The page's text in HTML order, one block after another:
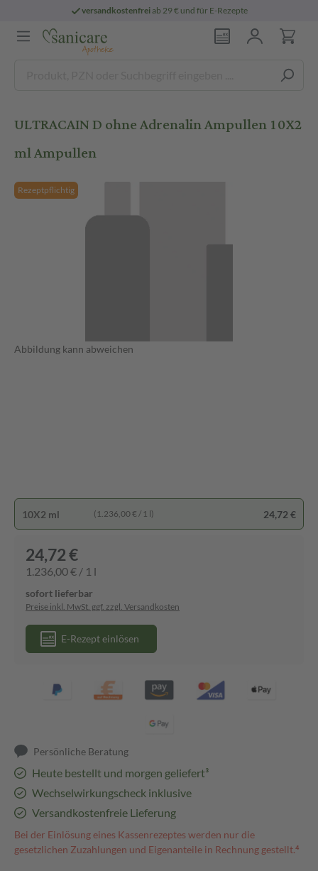
versandkostenfreiab 29 € und für E-Rezepte
ULTRACAIN D ohne Adrenalin Ampullen 10X2
ml Ampullen
Rezeptpflichtig
Abbildung kann abweichen
10X2 ml (1.236,00 € / 1 l) 24,72 €
24,72 €
1.236,00 € / 1 l
sofort lieferbar
Preise inkl. MwSt. ggf. zzgl. Versandkosten
E-Rezept einlösen
Persönliche Beratung
Heute bestellt und morgen geliefert³
Wechselwirkungscheck inklusive
Versandkostenfreie Lieferung
Bei der Einlösung eines Kassenrezeptes werden nur die
gesetzlichen Zuzahlungen und Eigenanteile in Rechnung gestellt.⁴